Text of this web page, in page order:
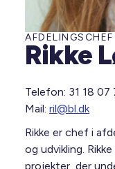
AFDELINGSCHEF
Rikke
Telefon: 31 18 07
Mail:ril@bl.dk
Rikke er chef i
og udvikling.
projekter, der